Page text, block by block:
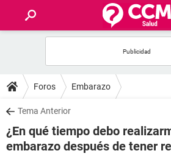
FOROS
SALUD
FAMILIA
Foros Embarazo
Tema Anterior
¿En qué tiempo debo
embarazo después de tener